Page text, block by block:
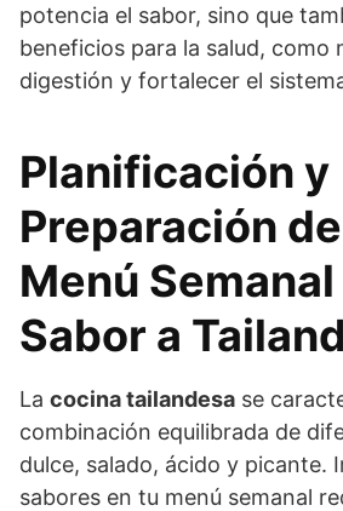
potencia el sabor, sino que
beneficios para la salud, como
digestión y fortalecer el
Planificación y
Preparación
Menú
Sabor a
La cocina tailandesa se
combinación equilibrada de
dulce, salado, ácido y picante.
sabores en tu menú semanal